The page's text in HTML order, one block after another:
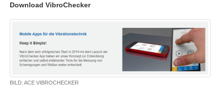
Download VibroChecker
BILD: ACE VIBROCHECKER